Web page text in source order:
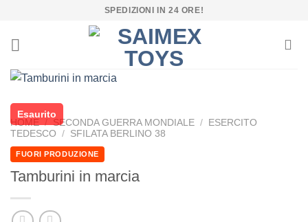
contenuti
SPEDIZIONI IN 24 ORE!
Esaurito
HOME / SECONDA GUERRA MONDIALE /
ESERCITO
TEDESCO
/ SFILATA BERLINO 38
FUORI PRODUZIONE
Tamburini in marcia